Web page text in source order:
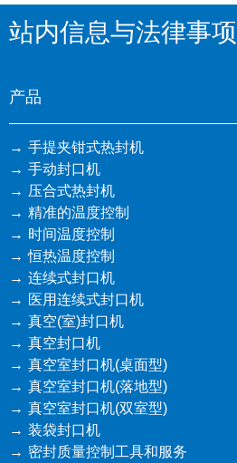
站内信息与法律事项
产品
手提夹钳式热封机
手动封口机
压合式热封机
精准的温度控制
时间温度控制
恒热温度控制
连续式封口机
医用连续式封口机
真空(室)封口机
真空封口机
真空室封口机(桌面型)
真空室封口机(落地型)
真空室封口机(双室型)
装袋封口机
密封质量控制工具和服务